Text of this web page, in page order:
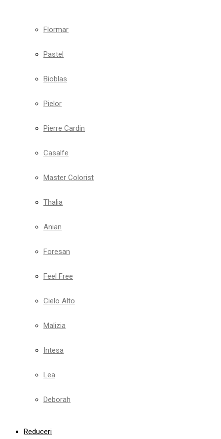
Flormar
Pastel
Bioblas
Pielor
Pierre Cardin
Casalfe
Master Colorist
Thalia
Anian
Foresan
Feel Free
Cielo Alto
Malizia
Intesa
Lea
Deborah
Reduceri